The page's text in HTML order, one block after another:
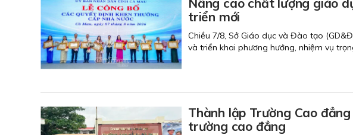
triển mới
Chiều 7/8, Sở Giáo dục và Đào tạo
và triển khai phương hướng, nhiệm vụ
Thành lập Trường Cao
trường cao đẳng